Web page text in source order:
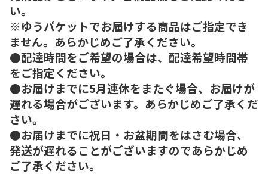
い。
※ゆうパケットでお届けする商品はご指定でき
ません。あらかじめご了承ください。
●配達時間をご希望の場合は、配達希望時間帯
をご指定ください。
●お届けまでに5月連休をまたぐ場合、お届けが
遅れる場合がございます。あらかじめご了承くだ
さい。
●お届けまでに祝日・お盆期間をはさむ場合、
発送が遅れることがございますのであらかじめ
ご了承ください。